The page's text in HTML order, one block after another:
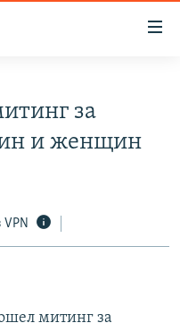
за
и женщин
VPN
митинг за